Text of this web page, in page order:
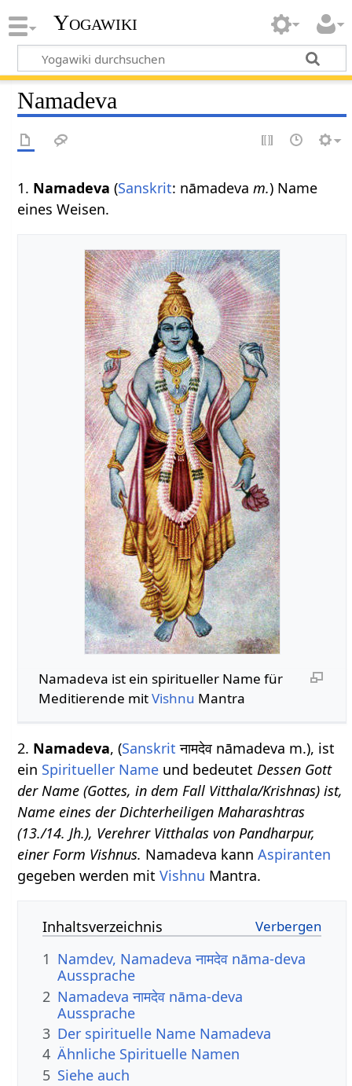
Yogawiki
Namadeva
1. Namadeva (Sanskrit: nāmadevam.) Name
eines Weisen.
Namadeva ist ein spiritueller Name für
Meditierende mitVishnu Mantra
2. Namadeva, (Sanskrit नामदेव nāmadeva m.), ist
ein Spiritueller Name und bedeutetDessen Gott
der Name (Gottes, in dem Fall Vitthala/Krishnas) ist,
Name eines der Dichterheiligen Maharashtras
(13./14. Jh.), Verehrer Vitthalas von Pandharpur,
einer Form Vishnus. Namadeva kannAspiranten
gegeben werden mitVishnu Mantra.
Inhaltsverzeichnis
1 Namdev, Namadeva नामदेव nāma-deva
Aussprache
2 Namadeva नामदेव nāma-deva
Aussprache
3 Der spirituelle Name Namadeva
4 Ähnliche Spirituelle Namen
5 Siehe auch